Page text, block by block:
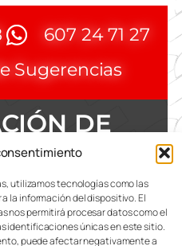
utilizamos tecnologías como las
la información del dispositivo. El
nos permitirá procesar datos como el
identificaciones únicas en este sitio.
puede afectar negativamente a
607 24 71 27
Sugerencias
DE
METAL
de género que se